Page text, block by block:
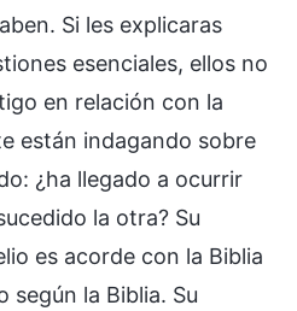
Si les explicaras
esenciales, ellos no
en relación con la
están indagando sobre
¿ha llegado a ocurrir
la otra? Su
es acorde con la Biblia
según la Biblia. Su